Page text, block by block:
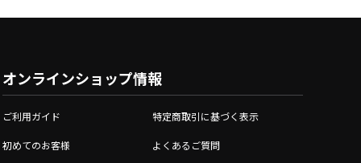
オンラインショップ情報
ご利用ガイド 特定商取引に基づく表示
初めてのお客様 よくあるご質問